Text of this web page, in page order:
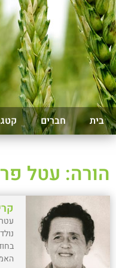
בית חברים
הורה: עטל